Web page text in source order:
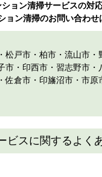
ョン清掃サービスの対
ョン清掃のお問い合わせ
松戸市・ 柏市・流山市・
市・印西市・習志野市・
佐倉市・印旛沼市・市原
ビスに関するよく